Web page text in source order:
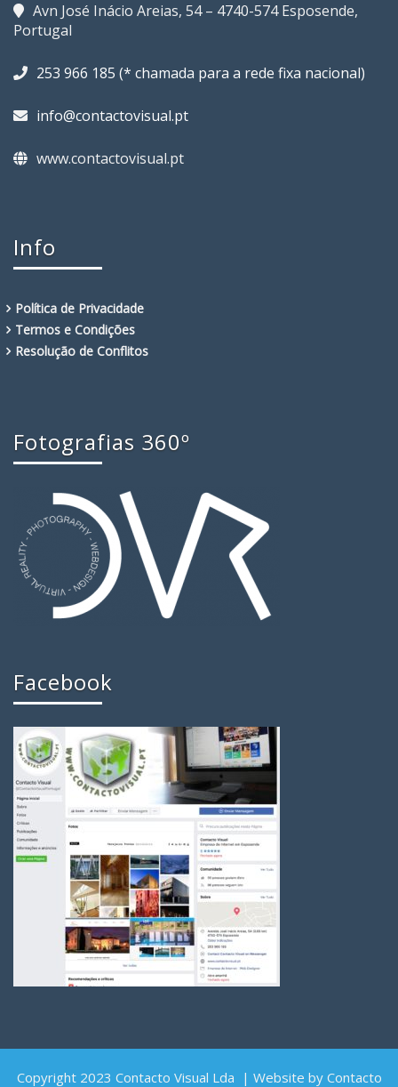
Avn José Inácio Areias, 54 – 4740-574 Esposende,
Portugal
253 966 185 (* chamada para a rede fixa nacional)
info@contactovisual.pt
www.contactovisual.pt
Info
Política de Privacidade
Termos e Condições
Resolução de Conflitos
Fotografias 360º
Facebook
Copyright 2023 Contacto Visual Lda | Website by Contacto